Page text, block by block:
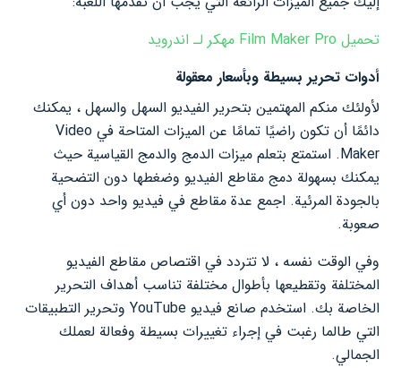
تحميل Film Maker Pro مهكر لـ اندرويد
أدوات تحرير بسيطة وبأسعار معقولة
لأولئك منكم المهتمين بتحرير الفيديو السهل والسهل ، يمكنك
دائمًا أن تكون راضيًا تمامًا عن الميزات المتاحة في Video
Maker. استمتع بتعلم ميزات الدمج والدمج القياسية حيث
يمكنك بسهولة دمج مقاطع الفيديو وضغطها دون التضحية
بالجودة المرئية. اجمع عدة مقاطع في فيديو واحد دون أي
صعوبة.
وفي الوقت نفسه ، لا تتردد في اقتصاص مقاطع الفيديو
المختلفة وتقطيعها بأطوال مختلفة تناسب أهداف التحرير
الخاصة بك. استخدم صانع فيديو YouTube وتحرير التطبيقات
التي طالما رغبت في إجراء تغييرات بسيطة وفعالة لعملك
الجمالي.